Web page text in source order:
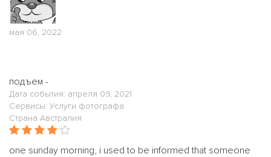
мая 06, 2022
подъем -
Дата события: апреля 09, 2021
Сервисы: Услуги фотографа
Страна Австралия
one sunday morning, i used to be informed that someone